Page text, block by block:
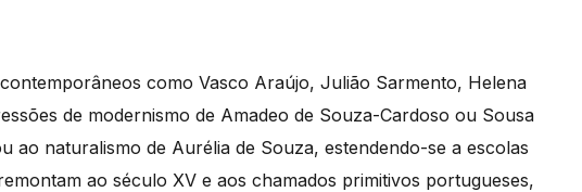
como Vasco Araújo, Julião Sarmento, Helena
de modernismo de Amadeo de Souza-Cardoso ou Sousa
ao naturalismo de Aurélia de Souza, estendendo-se a escolas
ao século XV e aos chamados primitivos portugueses,